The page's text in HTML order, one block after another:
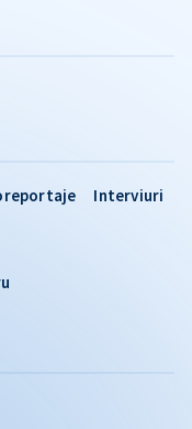
Interviuri